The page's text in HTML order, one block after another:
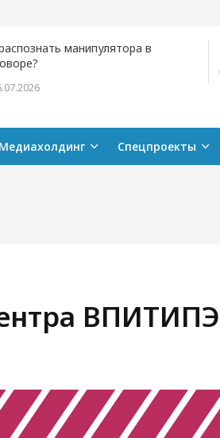
манипулятора в
Медиахолдинг Спецпроекты